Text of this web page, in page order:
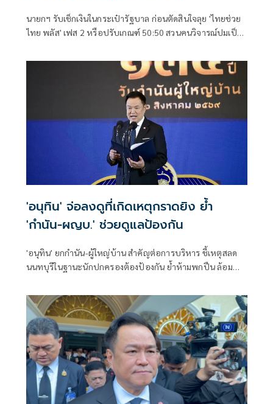
นายกฯ รับเช็กเงินในกระเป๋ารัฐบาล ก่อนตัดสินใจลุย 'ไทยช่วย
ไทย พลัส' เฟส 2 หรือปรับเกณฑ์ 50:50 สวนคนวิจารณ์ปมเป็น
แข็งแรง
'อนุทิน' จ่อลงดูที่เกิดเหตุกราดยิง ย้ำ
'กำนัน-ผญบ.' ช่วยดูแลป้องกัน
'อนุทิน' ยกกำนัน-ผู้ใหญ่บ้าน สำคัญต่อการบริหาร ชี้เหตุสลด
นนทบุรีในฐานะนักปกครองต้องป้องกัน ย้ำห้ามพกปืน ล้อม
ที่เกิดเหตุ